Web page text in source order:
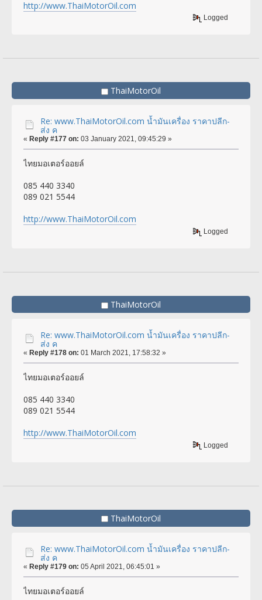
http://www.ThaiMotorOil.com
Logged
ThaiMotorOil
Re: www.ThaiMotorOil.com น้ำมันเครื่อง ราคาปลีก-
ส่ง ค
« Reply #177 on: 03 January 2021, 09:45:29 »
ไทยมอเตอร์ออยล์
085 440 3340
089 021 5544
http://www.ThaiMotorOil.com
Logged
ThaiMotorOil
Re: www.ThaiMotorOil.com น้ำมันเครื่อง ราคาปลีก-
ส่ง ค
« Reply #178 on: 01 March 2021, 17:58:32 »
ไทยมอเตอร์ออยล์
085 440 3340
089 021 5544
http://www.ThaiMotorOil.com
Logged
ThaiMotorOil
Re: www.ThaiMotorOil.com น้ำมันเครื่อง ราคาปลีก-
ส่ง ค
« Reply #179 on: 05 April 2021, 06:45:01 »
ไทยมอเตอร์ออยล์